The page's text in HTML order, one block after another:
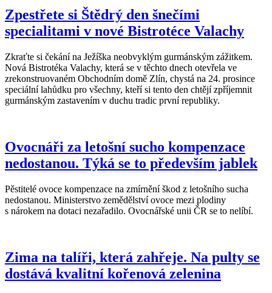
Zpestřete si Štědrý den šnečími
specialitami v nové Bistrotéce Valachy
Zkraťte si čekání na Ježíška neobvyklým gurmánským zážitkem.
Nová Bistrotéka Valachy, která se v těchto dnech otevřela ve
zrekonstruovaném Obchodním domě Zlín, chystá na 24. prosince
speciální lahůdku pro všechny, kteří si tento den chtějí zpříjemnit
gurmánským zastavením v duchu tradic první republiky.
Ovocnáři za letošní sucho kompenzace
nedostanou. Týká se to především jablek
Pěstitelé ovoce kompenzace na zmírnění škod z letošního sucha
nedostanou. Ministerstvo zemědělství ovoce mezi plodiny
s nárokem na dotaci nezařadilo. Ovocnářské unii ČR se to nelíbí.
Zima na talíři, která zahřeje. Na pulty se
dostává kvalitní kořenová zelenina